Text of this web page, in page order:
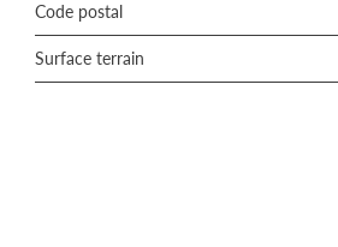
Code postal
surface terrain